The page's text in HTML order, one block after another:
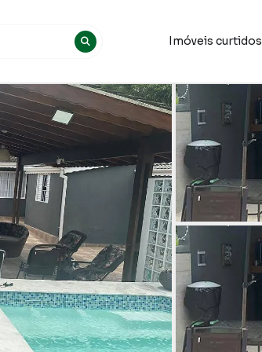
Imóveis curtidos